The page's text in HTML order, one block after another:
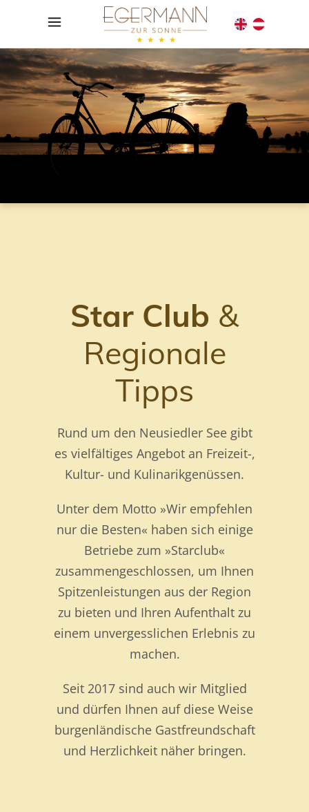
Star Club &
Regionale
Tipps
Rund um den Neusiedler See gibt
es vielfältiges Angebot an Freizeit-,
Kultur- und Kulinarikgenüssen.
Unter dem Motto »Wir empfehlen
nur die Besten« haben sich einige
Betriebe zum »Starclub«
zusammengeschlossen, um Ihnen
Spitzenleistungen aus der Region
zu bieten und Ihren Aufenthalt zu
einem unvergesslichen Erlebnis zu
machen.
Seit 2017 sind auch wir Mitglied
und dürfen Ihnen auf diese Weise
burgenländische Gastfreundschaft
und Herzlichkeit näher bringen.